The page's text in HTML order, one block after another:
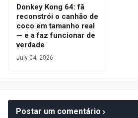
Donkey Kong 64: fã
reconstrói o canhão de
coco em tamanho real
— e a faz funcionar de
verdade
July 04, 2026
Postar um comentário